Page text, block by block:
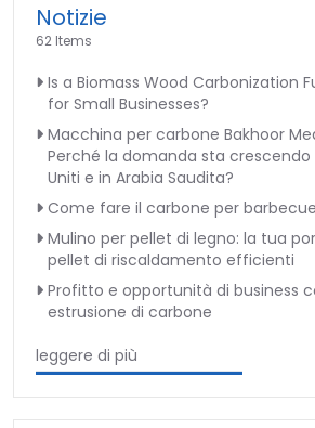
Notizie
62 Items
Is a Biomass Wood Carbonization
for Small Businesses?
Macchina per carbone Bakhoor
Perché la domanda sta crescendo
Uniti e in Arabia Saudita?
Come fare il carbone per
Mulino per pellet di legno: la tua
pellet di riscaldamento efficienti
Profitto e opportunità di business
estrusione di carbone
leggere di più